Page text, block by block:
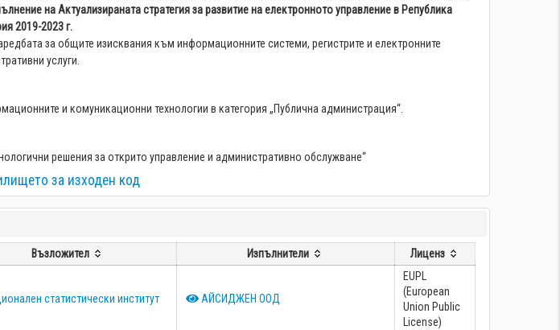
на Актуализираната стратегия за развитие на електронното управление в Република
2019-2023 г.
за общите изисквания към информационните системи, регистрите и електронните
услуги.
и комуникационни технологии в категория „Публична администрация“.
решения за открито управление и административно обслужване“
за изходен код
Възложител Изпълнители Лиценз
статистически институт АЙСИДЖЕН ООД
EUPL
(European
Union Public
License)